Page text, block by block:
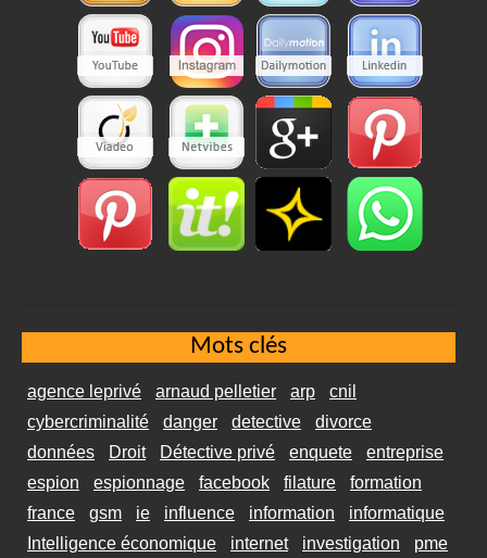
Mots clés
agence leprivé arnaud pelletier arp
cnil
cybercriminalité
danger detective
divorce
données
Droit Détective privé enquete
entreprise
espion
espionnage facebook filature
formation
france
gsm ie influence information
informatique
Intelligence économique
internet investigation pme